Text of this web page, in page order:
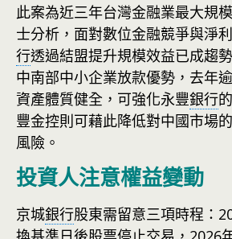
此案為近三年台灣金融業最大規
士分析，面對數位金融競爭與淨
行透過結盟提升規模效益已成趨
中南部中小企業放款優勢，去年
資產體質健全，可強化永豐銀行
豐金控則可藉此降低對中國市場
風險。
投資人注意權益變動
京城銀行股東需留意三項時程：